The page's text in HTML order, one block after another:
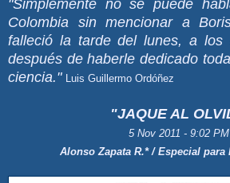
"Simplemente no se puede
Colombia sin mencionar a
falleció la tarde del lunes, a los
después de haberle dedicado
ciencia." Luis Guillermo Ordóñez
"JAQUE AL
5 Nov 2011 - 9:02 PM
Alonso Zapata R.* / Especial para